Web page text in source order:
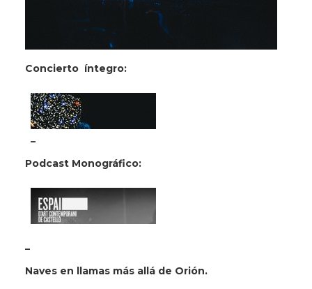
Concierto íntegro:
_
Podcast Monográfico:
_
Naves en llamas más allá de Orión.